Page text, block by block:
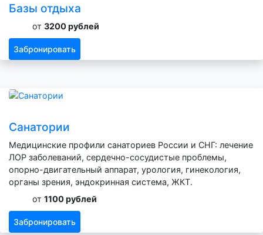
Базы отдыха
от 3200 рублей
Забронировать
Санатории
Медицинские профили санаториев России и СНГ: лечение
ЛОР заболеваний, сердечно-сосудистые проблемы,
опорно-двигательный аппарат, урология, гинекология,
органы зрения, эндокринная система, ЖКТ.
от 1100 рублей
Забронировать